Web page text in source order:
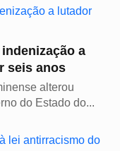
a
seis anos
alterou
do Estado do...